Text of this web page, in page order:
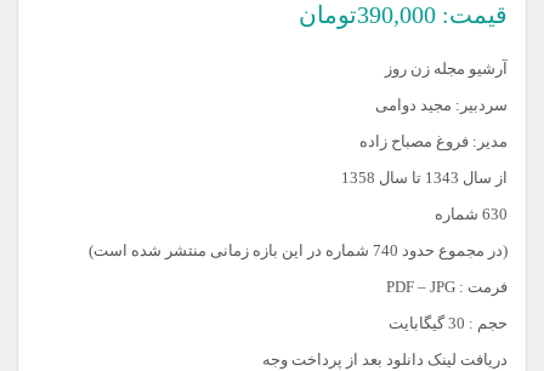
قیمت: 390,000تومان
آرشیو مجله زن روز
سردبیر: مجید دوامی
مدیر: فروغ مصباح زاده
از سال 1343 تا سال 1358
630 شماره
(در مجموع حدود 740 شماره در این بازه زمانی منتشر شده است)
فرمت : PDF – JPG
حجم : 30 گیگابایت
دریافت لینک دانلود بعد از پرداخت وجه